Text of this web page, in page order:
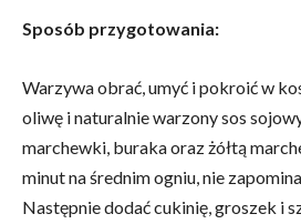
Sposób przygotowania:
Warzywa obrać, umyć i pokroić w
oliwę i naturalnie warzony sos
marchewki, buraka oraz żółtą
minut na średnim ogniu, nie
Następnie dodać cukinię, groszek i